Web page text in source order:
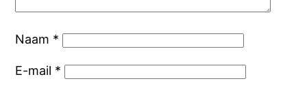
Naam *
E-mail *